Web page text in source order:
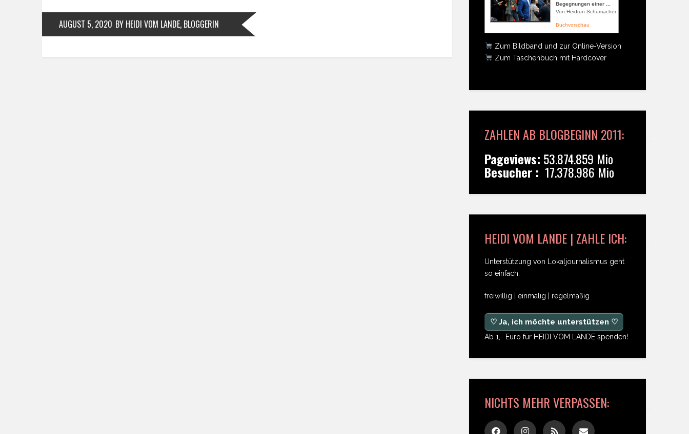
AUGUST 5, 2020 BY HEIDI VOM LANDE, BLOGGERIN
Begegnungen einer ...
Von Heidrun Schumacher
Buchvorschau
Zum Bildband und zur Online-Version
Zum Taschenbuch mit Hardcover
ZAHLEN AB BLOGBEGINN 2011:
Pageviews: 53.874.859 Mio
Besucher : 17.378.986 Mio
HEIDI VOM LANDE | ZAHLE ICH:
Unterstützung von Lokaljournalismus geht
so einfach:
freiwillig | einmalig | regelmäßig
♡ Ja, ich möchte unterstützen ♡
Ab 1,- Euro für HEIDI VOM LANDE spenden!
NICHTS MEHR VERPASSEN: